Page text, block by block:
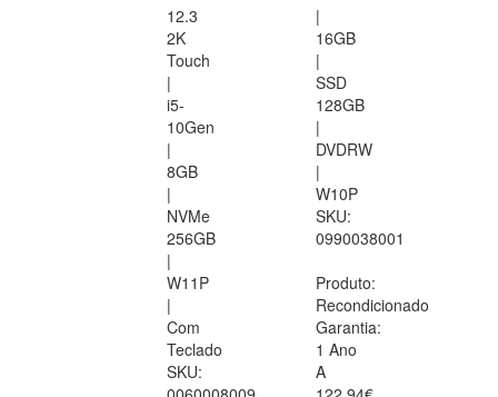
12.3
2K
Touch
|
i5-
10Gen
|
8GB
|
NVMe
256GB
|
W11P
|
Com
Teclado
SKU:
|
16GB
|
SSD
128GB
|
DVDRW
|
W10P
SKU:
0990038001
Produto:
Recondicionado
Garantia:
1 Ano
A